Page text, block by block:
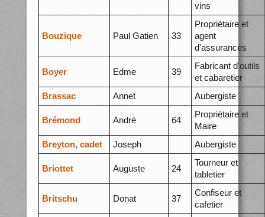
vins
Bouzique Paul Gatien 33
Propriétaire et
agent
d'assurances
Boyer Edme 39
Fabricant d'outils
et cabaretier
Brassac
Annet Aubergiste
Brémond André 64
Propriétaire et
Maire
Breyton, cadet
Joseph Aubergiste
Briottet Auguste 24
Tourneur et
tabletier
Britschu Donat 37
Confiseur et
cafetier